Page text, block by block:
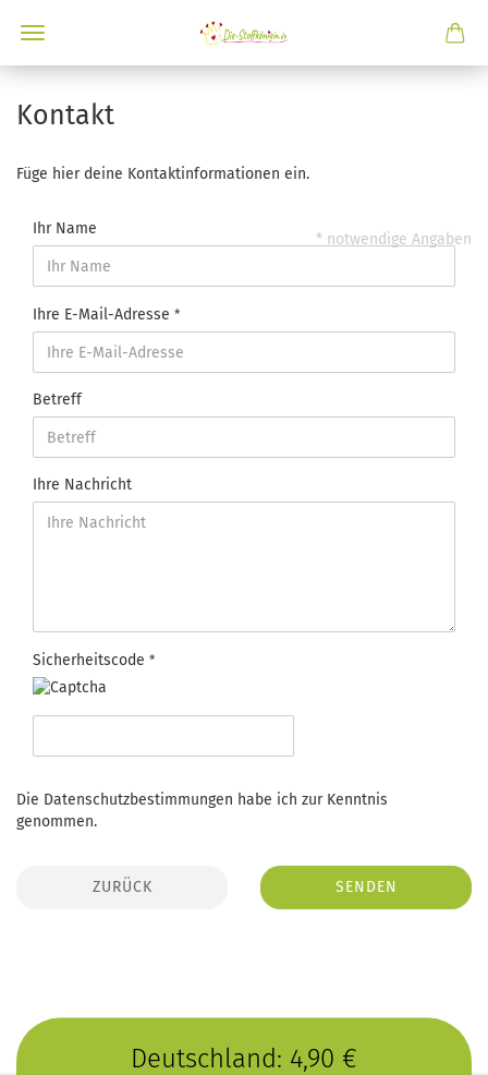
Kontakt
Füge hier deine Kontaktinformationen ein.
Ihr Name
Ihre E-Mail-Adresse
Betreff
Ihre Nachricht
Sicherheitscode
Die Datenschutzbestimmungen habe ich zur Kenntnis
genommen.
ZURÜCK SENDEN
* notwendige Angaben
Deutschland: 4,90 €